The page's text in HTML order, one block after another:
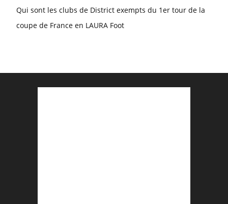
Qui sont les clubs de District exempts du 1er tour de la
coupe de France en LAURA Foot